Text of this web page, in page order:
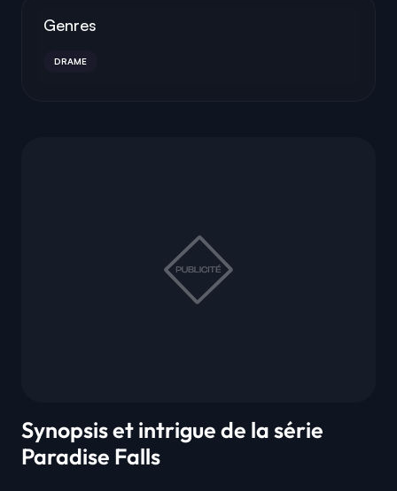
Synopsis et intrigue de la série
Paradise Falls
Genres
DRAME